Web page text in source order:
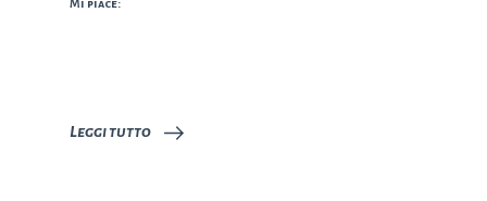
Mi piace:
Leggi tutto